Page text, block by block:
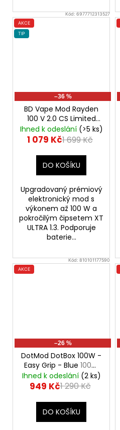
Kód:6977712313527
AKCE
TIP
–36 %
BD Vape Mod Rayden
100 V 2.0 CS Limited
Edition100W
Ihned k odeslání (>5 ks)
1 079 Kč1 699 Kč
DO KOŠÍKU
Upgradovaný prémiový
elektronický mod s
výkonem až 100 W a
pokročilým čipsetem XT
ULTRA 1.3. Podporuje
baterie...
Kód: 810101177590
AKCE
–26 %
DotMod DotBox 100W -
Easy Grip - Blue 100W
Mod
Ihned k odeslání (2 ks)
949 Kč1 290 Kč
DO KOŠÍKU